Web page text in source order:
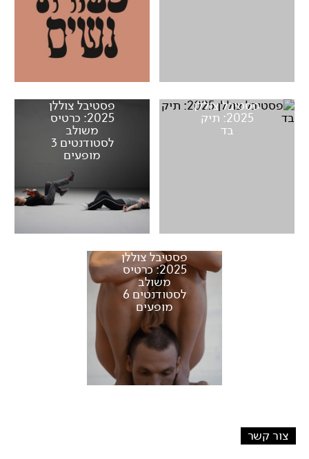
פסטיבל צוללן
2025: תיק
בד
פסטיבל צוללן
2025: כרטיס
משולב
לסטודנטים 3
מופעים
פסטיבל צוללן
2025: כרטיס
משולב
לסטודנטים 6
מופעים
צור קשר